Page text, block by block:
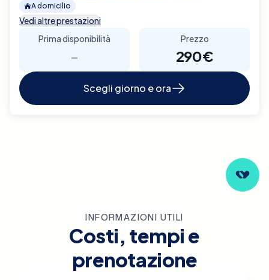
A domicilio
Vedi altre prestazioni
Prima disponibilità
-
Prezzo
290€
Scegli giorno e ora
INFORMAZIONI UTILI
Costi, tempi e
prenotazione